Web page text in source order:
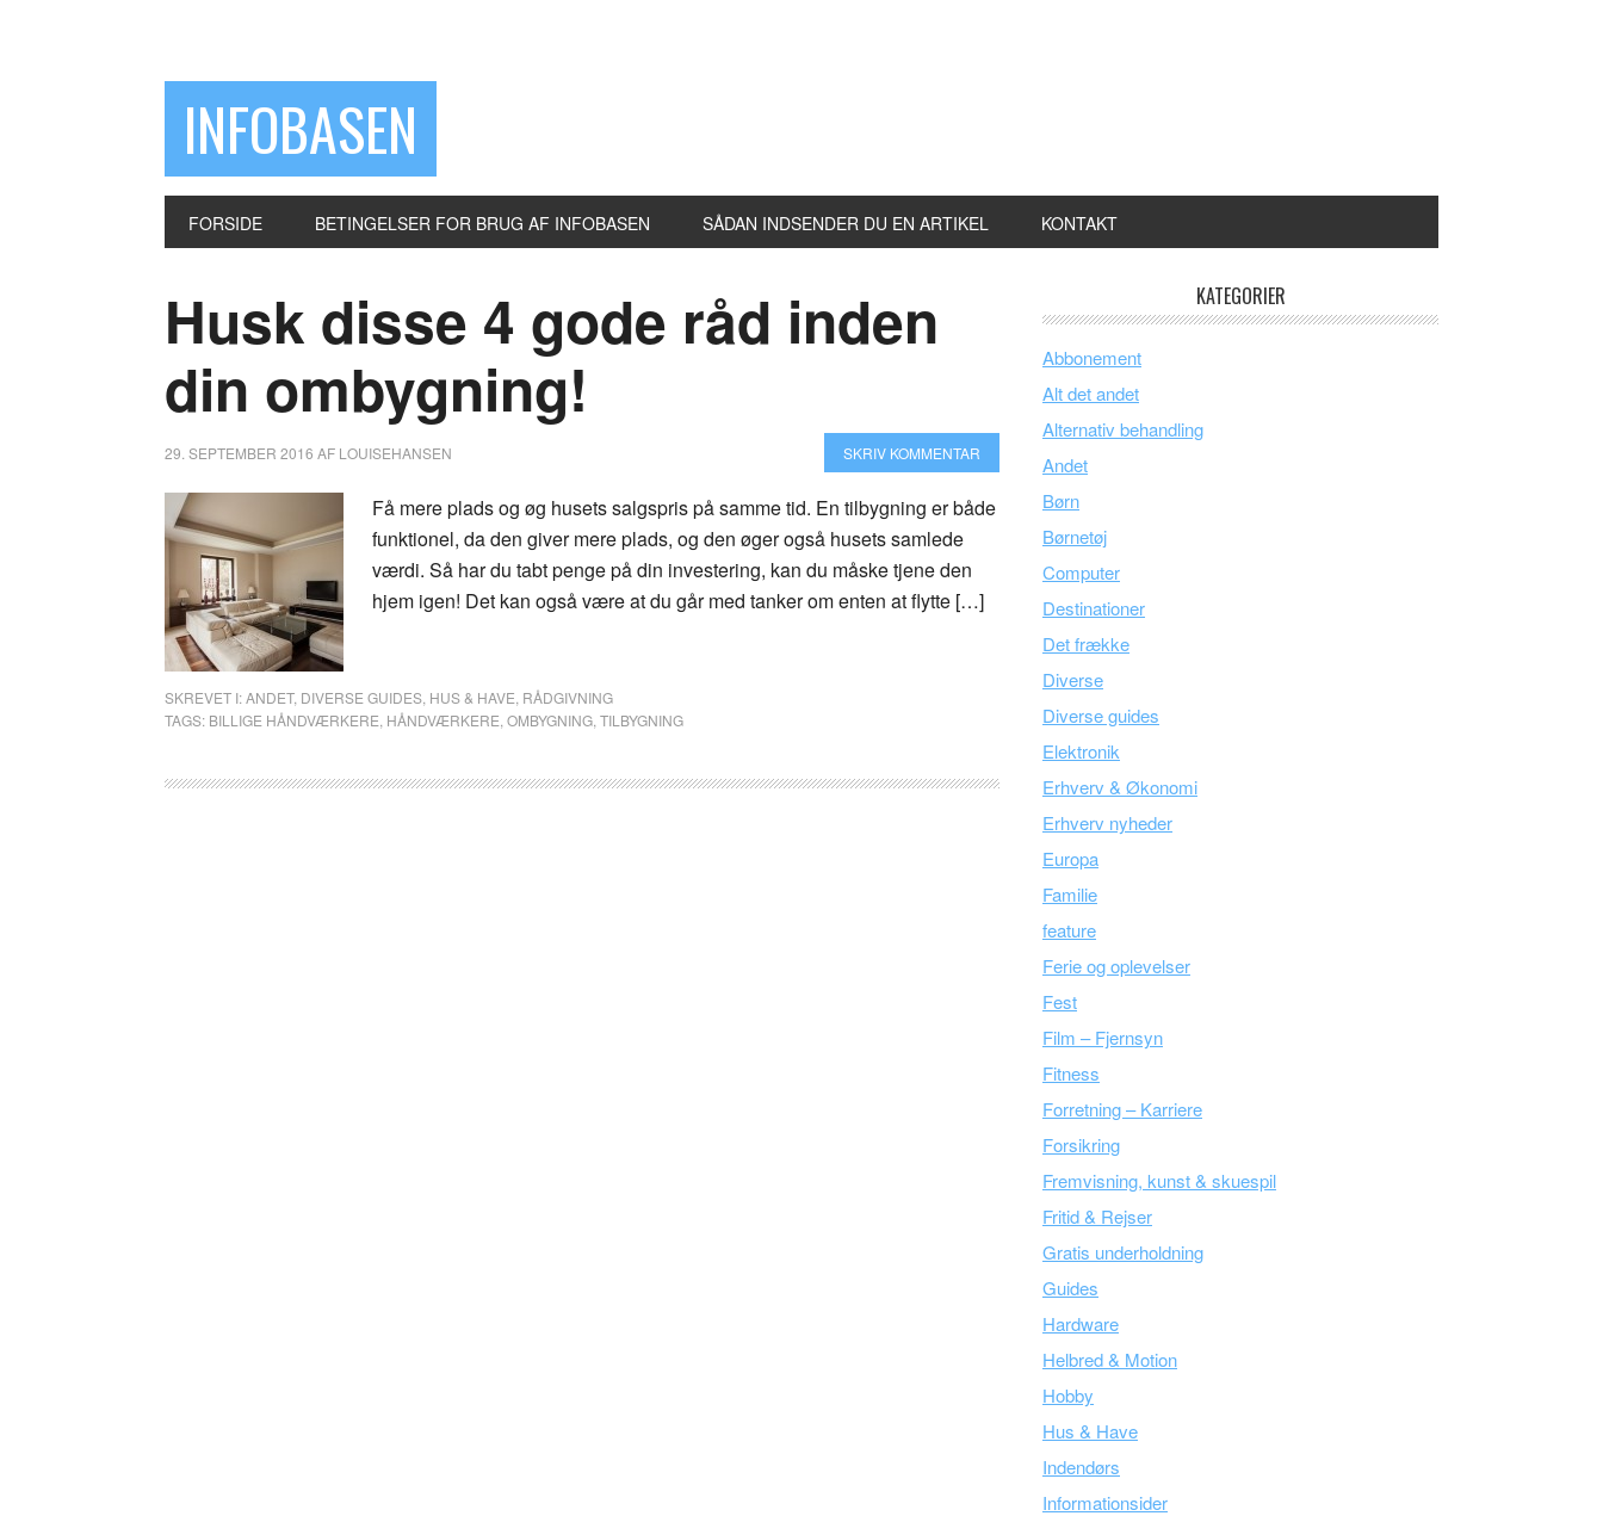
INFOBASEN
FORSIDE BETINGELSER FOR BRUG AF INFOBASEN SÅDAN INDSENDER DU EN ARTIKEL KONTAKT
Husk disse 4 gode råd inden
din ombygning!
29. SEPTEMBER 2016 AF LOUISEHANSEN SKRIV KOMMENTAR
Få mere plads og øg husets salgspris på samme tid. En tilbygning er både
funktionel, da den giver mere plads, og den øger også husets samlede
værdi. Så har du tabt penge på din investering, kan du måske tjene den
hjem igen! Det kan også være at du går med tanker om enten at flytte […]
SKREVET I:ANDET, DIVERSE GUIDES HUS & HAVE RÅDGIVNING
TAGS: BILLIGE HÅNDVÆRKERE HÅNDVÆRKERE OMBYGNING TILBYGNING
KATEGORIER
Abbonement
Alt det andet
Alternativ behandling
Andet
Børn
Børnetøj
Computer
Destinationer
Det frække
Diverse
Diverse guides
Elektronik
Erhverv & Økonomi
Erhverv nyheder
Europa
Familie
feature
Ferie og oplevelser
Fest
Film – Fjernsyn
Fitness
Forretning – Karriere
Forsikring
Fremvisning, kunst & skuespil
Fritid & Rejser
Gratis underholdning
Guides
Hardware
Helbred & Motion
Hobby
Hus & Have
Indendørs
Informationsider